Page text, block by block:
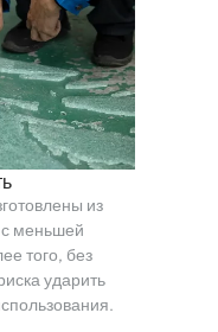
из
с меньшей
того, без
ударить